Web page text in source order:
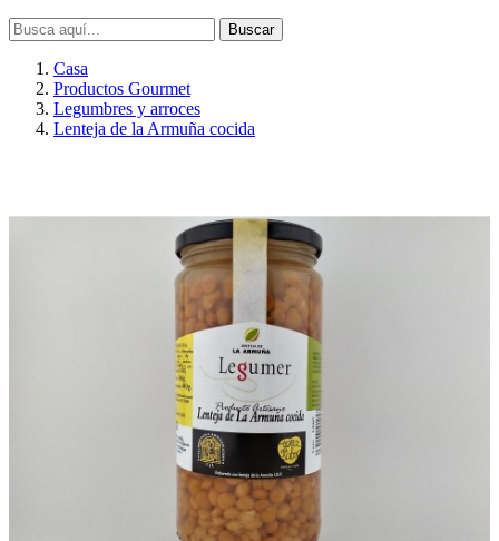
Buscar
Casa
Productos Gourmet
Legumbres y arroces
Lenteja de la Armuña cocida